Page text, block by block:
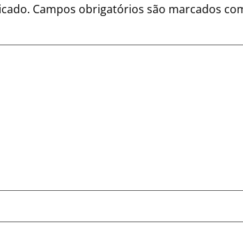
Campos obrigatórios são marcados